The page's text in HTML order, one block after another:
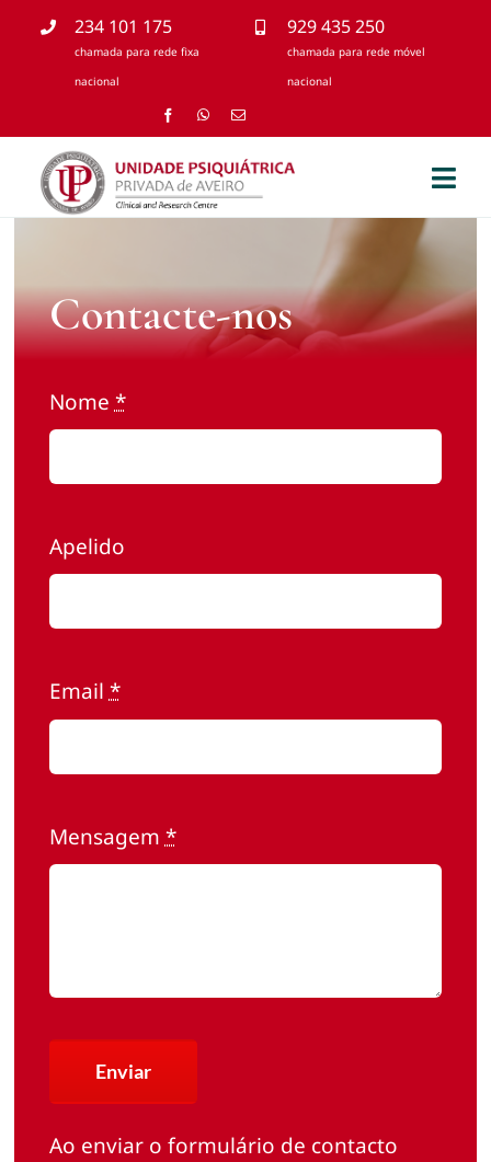
234 101 175
chamada para rede fixa
nacional
929 435 250
chamada para rede móvel
nacional
Consultas
Corpo Clínico
UPPC
Contacte-nos
Nome *
Apelido
Email*
Mensagem *
Enviar
Ao enviar o formulário de contacto